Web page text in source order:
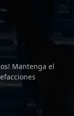
Mantenga el